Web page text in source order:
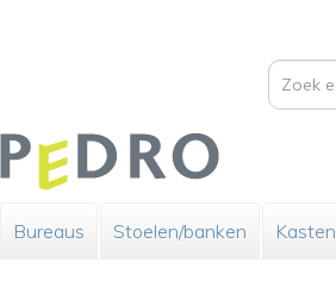
Bureaus Stoelen/banken Kasten